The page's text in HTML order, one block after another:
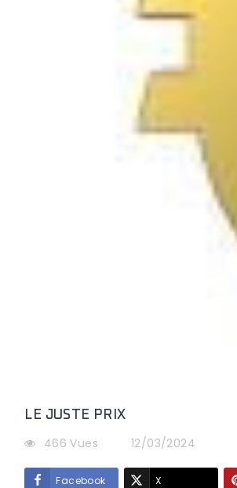
POURQUOI LE
PARQUET
SÉDUIT DE
Vous ne
LE JUSTE PRIX
466 Vues 12/03/2024
Facebook X